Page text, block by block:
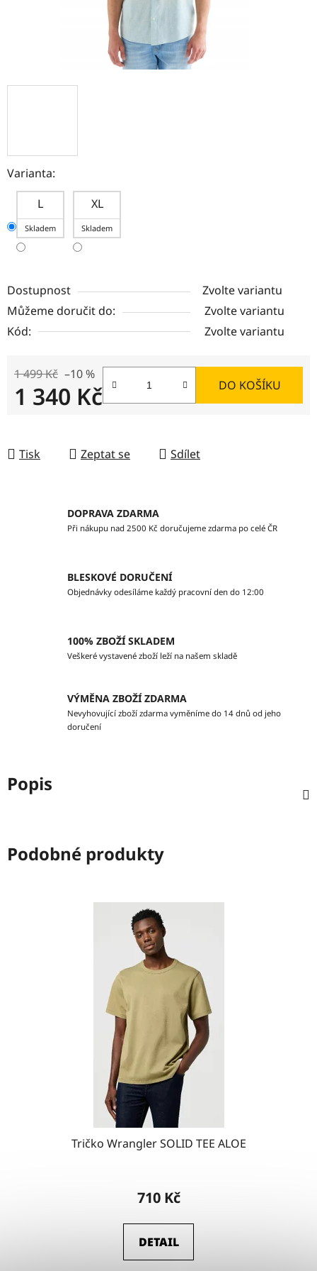
Varianta:
L
Skladem
XL
Skladem
Dostupnost
Zvolte variantu
Můžeme doručit do:
Zvolte variantu
Kód:
Zvolte variantu
1 499 Kč –10 %
1 340 Kč DO KOŠÍKU
Tisk Zeptat se Sdílet
DOPRAVA ZDARMA
Při nákupu nad 2500 Kč doručujeme zdarma po celé ČR
BLESKOVÉ DORUČENÍ
Objednávky odesíláme každý pracovní den do 12:00
100% ZBOŽÍ SKLADEM
Veškeré vystavené zboží leží na našem skladě
VÝMĚNA ZBOŽÍ ZDARMA
Nevyhovující zboží zdarma vyměníme do 14 dnů od jeho
doručení
Popis
Podobné produkty
Tričko Wrangler SOLID TEE ALOE
710 Kč
DETAIL